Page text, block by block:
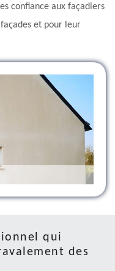
confiance aux façadiers
et pour leur
qui
des